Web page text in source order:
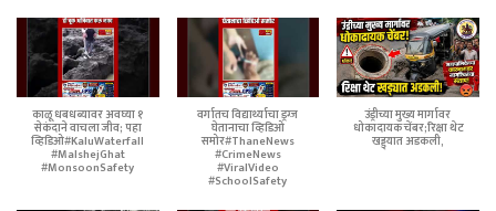
काळू धबधब्यावर अवघ्या १
सेकंदाने वाचला जीव; पहा
व्हिडिओ#KaluWaterfall
#MalshejGhat
#MonsoonSafety
वर्गातच विद्यार्थ्याचा ड्रग्ज
घेतानाचा व्हिडिओ
समोर#ThaneNews
#CrimeNews
#ViralVideo
#SchoolSafety
उंड्रीच्या मुख्य मार्गावर
धोकादायक चेंबर;रिक्षा थेट
खड्ड्यात अडकली,